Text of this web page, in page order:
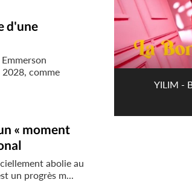
d'une
comme
« moment
abolie au
un progrès m...
YILIM -